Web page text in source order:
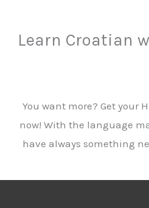
Learn Croatian
You want more? Get your
now! With the language
have always something